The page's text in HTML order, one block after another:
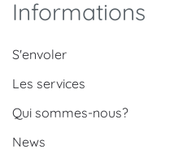
Informations
S'envoler
Les services
Qui sommes-nous?
News